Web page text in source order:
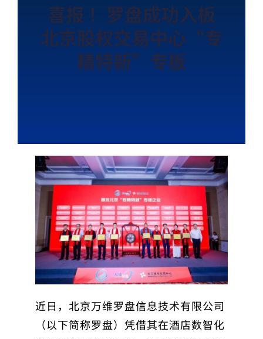
喜报 ！罗盘成功入板
北京股权交易中心“专
精特新”专板
近日，北京万维罗盘信息技术有限公司
（以下简称罗盘）凭借其在酒店数智化